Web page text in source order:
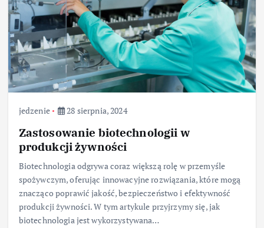
jedzenie 28 sierpnia, 2024
Zastosowanie biotechnologii w
produkcji żywności
Biotechnologia odgrywa coraz większą rolę w przemyśle
spożywczym, oferując innowacyjne rozwiązania, które mogą
znacząco poprawić jakość, bezpieczeństwo i efektywność
produkcji żywności. W tym artykule przyjrzymy się, jak
biotechnologia jest wykorzystywana…